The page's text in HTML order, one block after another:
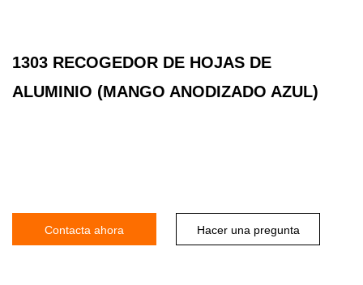
1303 RECOGEDOR DE HOJAS DE
ALUMINIO (MANGO ANODIZADO AZUL)
Contacta ahora Hacer una pregunta